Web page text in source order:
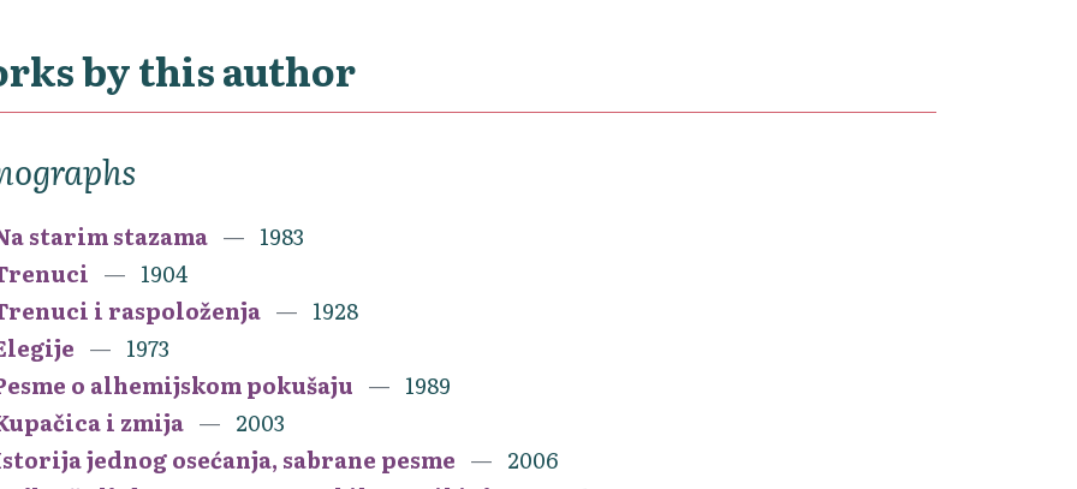
by this author
starim stazama
1983
1904
i raspoloženja
1928
1973
o alhemijskom pokušaju
1989
i zmija
2003
jednog osećanja, sabrane pesme
2006